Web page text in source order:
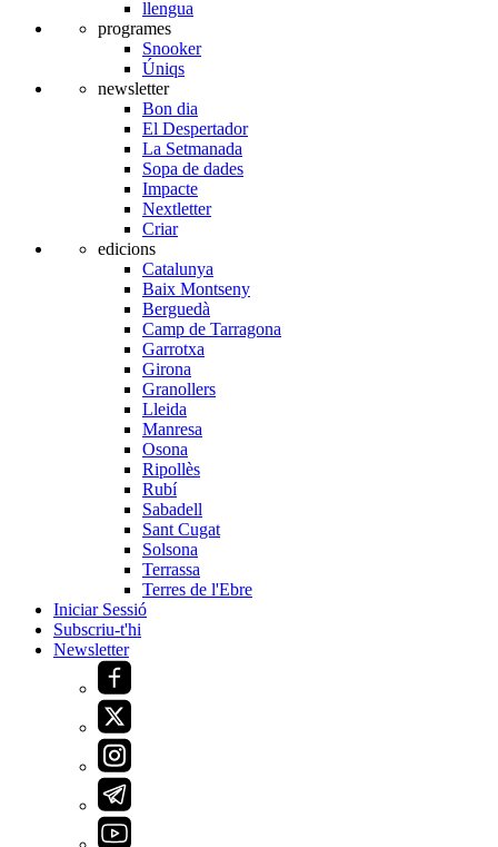
llengua
programes
Snooker
Úniqs
newsletter
Bon dia
El Despertador
La Setmanada
Sopa de dades
Impacte
Nextletter
Criar
edicions
Catalunya
Baix Montseny
Berguedà
Camp de Tarragona
Garrotxa
Girona
Granollers
Lleida
Manresa
Osona
Ripollès
Rubí
Sabadell
Sant Cugat
Solsona
Terrassa
Terres de l'Ebre
Iniciar Sessió
Subscriu-t'hi
Newsletter